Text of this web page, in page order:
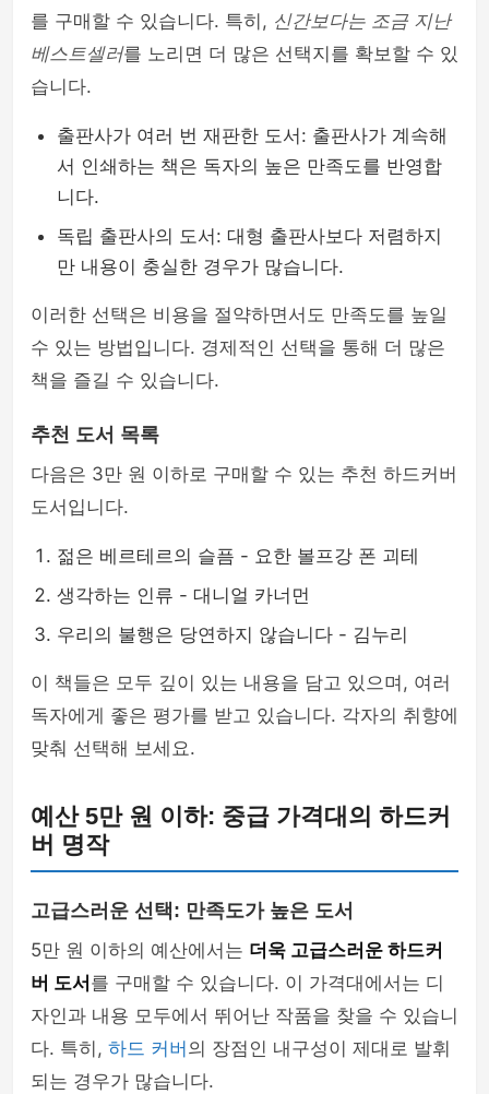
를 구매할 수 있습니다. 특히, 신간보다는 조금 지난
베스트셀러를 노리면 더 많은 선택지를 확보할 수 있
습니다.
출판사가 여러 번 재판한 도서: 출판사가 계속해
서 인쇄하는 책은 독자의 높은 만족도를 반영합
니다.
독립 출판사의 도서: 대형 출판사보다 저렴하지
만 내용이 충실한 경우가 많습니다.
이러한 선택은 비용을 절약하면서도 만족도를 높일
수 있는 방법입니다. 경제적인 선택을 통해 더 많은
책을 즐길 수 있습니다.
추천 도서 목록
다음은 3만 원 이하로 구매할 수 있는 추천 하드커버
도서입니다.
젊은 베르테르의 슬픔 - 요한 볼프강 폰 괴테
생각하는 인류 - 대니얼 카너먼
우리의 불행은 당연하지 않습니다 - 김누리
이 책들은 모두 깊이 있는 내용을 담고 있으며, 여러
독자에게 좋은 평가를 받고 있습니다. 각자의 취향에
맞춰 선택해 보세요.
예산 5만 원 이하: 중급 가격대의 하드커
버 명작
고급스러운 선택: 만족도가 높은 도서
5만 원 이하의 예산에서는 더욱 고급스러운 하드커
버 도서 를 구매할 수 있습니다. 이 가격대에서는 디
자인과 내용 모두에서 뛰어난 작품을 찾을 수 있습니
다. 특히, 하드 커버 의 장점인 내구성이 제대로 발휘
되는 경우가 많습니다.